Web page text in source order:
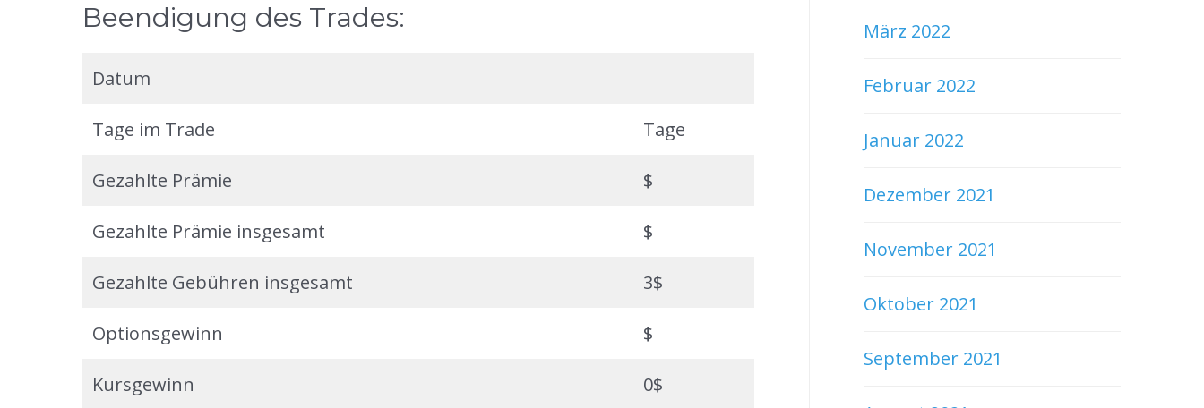
Beendigung des Trades:
Datum
Tage im Trade Tage
Gezahlte Prämie $
Gezahlte Prämie insgesamt $
Gezahlte Gebühren insgesamt 3$
Optionsgewinn $
Kursgewinn 0$
März 2022
Februar 2022
Januar 2022
Dezember 2021
November 2021
Oktober 2021
September 2021